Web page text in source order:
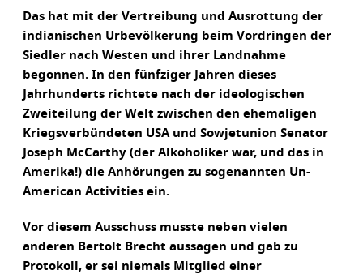
Das hat mit der Vertreibung und Ausrottung der
indianischen Urbevölkerung beim Vordringen der
Siedler nach Westen und ihrer Landnahme
begonnen. In den fünfziger Jahren dieses
Jahrhunderts richtete nach der ideologischen
Zweiteilung der Welt zwischen den ehemaligen
Kriegsverbündeten USA und Sowjetunion Senator
Joseph McCarthy (der Alkoholiker war, und das in
Amerika!) die Anhörungen zu sogenannten Un-
American Activities ein.
Vor diesem Ausschuss musste neben vielen
anderen Bertolt Brecht aussagen und gab zu
Protokoll, er sei niemals Mitglied einer